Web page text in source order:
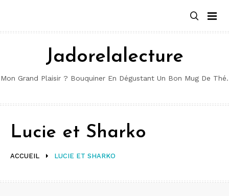
contenu
Jadorelalecture
Mon Grand Plaisir ? Bouquiner En Dégustant Un Bon Mug De Thé.
ACCUEIL LUCIE ET SHARKO
Lucie et Sharko